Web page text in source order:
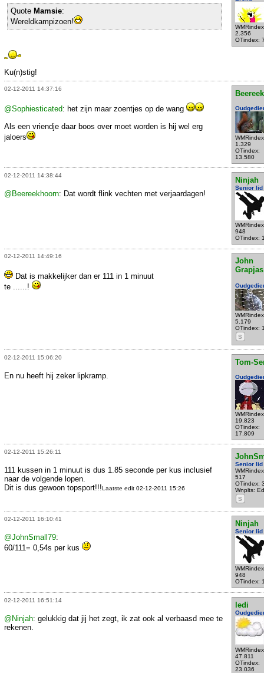
2.356
OTindex:
Quote Mamsie:
Wereldkampizoen!
Ku(n)stig!
02-12-2011 14:37:16
1.329
OTindex:
13.580
@Sophiesticated: het zijn maar zoentjes op de wang
Als een vriendje daar boos over moet worden is hij wel erg
jaloers
02-12-2011 14:38:44
Ninjah
Senior lid
948
OTindex:
@Beereekhoorn: Dat wordt flink vechten met verjaardagen!
02-12-2011 14:49:16
John
Grapjas
5.179
OTindex:
S
Dat is makkelijker dan er 111 in 1 minuut
te ......!
02-12-2011 15:06:20
Tom-
19.823
OTindex:
17.809
En nu heeft hij zeker lipkramp.
02-12-2011 15:26:11
Senior lid
517
OTindex:
Wnplts:
S
111 kussen in 1 minuut is dus 1.85 seconde per kus inclusief
naar de volgende lopen.
Dit is dus gewoon topsport!!!Laatste edit 02-12-2011 15:26
02-12-2011 16:10:41
Ninjah
Senior lid
948
OTindex:
@JohnSmall79:
60/111= 0,54s per kus
02-12-2011 16:51:14
ledi
47.811
OTindex:
23.036
@Ninjah: gelukkig dat jij het zegt, ik zat ook al verbaasd mee te
rekenen.